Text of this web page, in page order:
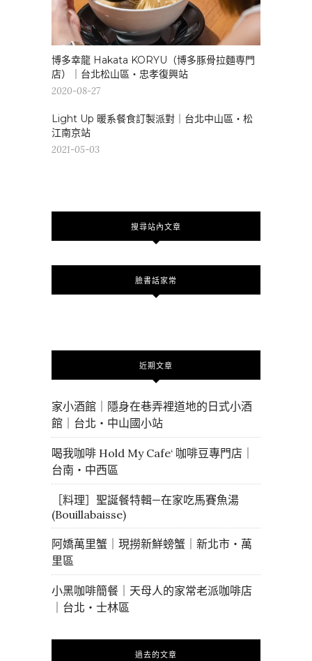
博多幸龍 Hakata KORYU（博多豚骨拉麵専門
店）｜台北松山區・忠孝復興站
2020-08-27
Light Up 暖系餐食訂製派對｜台北中山區・松
江南京站
2021-05-03
搜尋站內文章
臉書話家常
近期文章
家小酒館｜隱身在巷弄裡道地的日式小酒
館｜台北・中山國小站
喝我咖啡 Hold My Cafe‘ 咖啡豆專門店｜
台南・中西區
［料理］聖誕餐特輯—在家吃馬賽魚湯
(Bouillabaisse)
阿嬌萬里蟹｜現撈新鮮螃蟹｜新北市・萬
里區
小黑咖啡簡餐｜天母人的家常老派咖啡店
｜台北・士林區
過去的文章